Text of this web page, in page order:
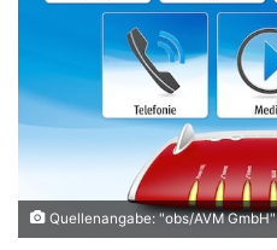
Quellenangabe: "obs/AVM GmbH"